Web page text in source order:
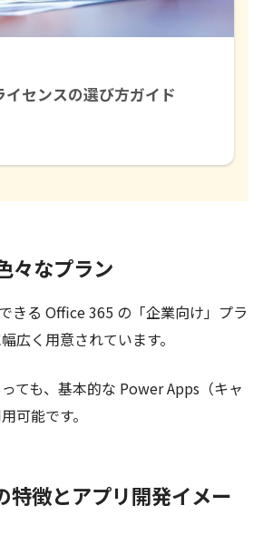
センスの選び方ガイド
々なプラン
きる Office 365 の「企業向け」プラ
広く用意されています。
ても、基本的な Power Apps（キャ
可能です。
徴とアプリ開発イメー